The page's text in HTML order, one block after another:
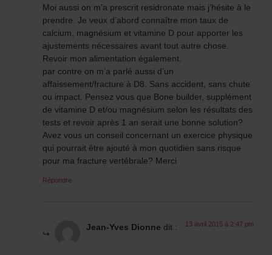
Moi aussi on m’a prescrit residronate mais j’hésite à le
prendre. Je veux d’abord connaître mon taux de
calcium, magnésium et vitamine D pour apporter les
ajustements nécessaires avant tout autre chose.
Revoir mon alimentation également.
par contre on m’a parlé aussi d’un
affaissement/fracture à D8. Sans accident, sans chute
ou impact. Pensez vous que Bone builder, supplément
de vitamine D et/ou magnésium selon les résultats des
tests et revoir après 1 an serait une bonne solution?
Avez vous un conseil concernant un exercice physique
qui pourrait être ajouté à mon quotidien sans risque
pour ma fracture vertébrale? Merci
Répondre
Jean-Yves Dionne dit : 13 avril 2015 à 2:47 pm